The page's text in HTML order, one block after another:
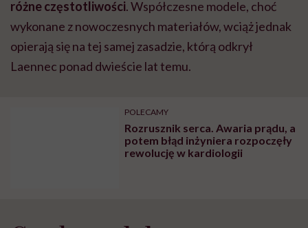
Co słyszy lekarz
fonendoskopem? Badanie odbywa się przez
bezpośredni kontakt głowicy ze skórą pacjenta.
Dźwięki dochodzą do ucha lekarza dzięki lejkowatej